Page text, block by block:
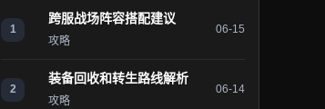
1
跨服战场阵容搭配建议
攻略
06-15
2
装备回收和转生路线解析
攻略
06-14